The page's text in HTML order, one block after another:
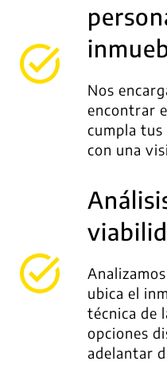
Nos
encontrar
cumpla tus
con una
ubica el
técnica de
opciones
adelantar